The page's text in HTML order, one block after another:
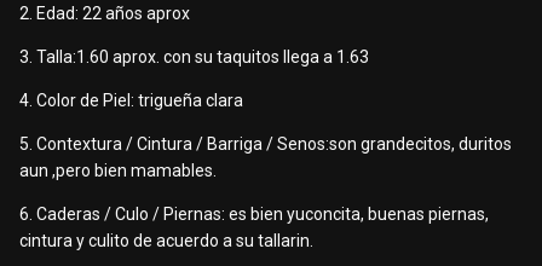
2. Edad: 22 años aprox
3. Talla:1.60 aprox. con su taquitos llega a 1.63
4. Color de Piel: trigueña clara
5. Contextura / Cintura / Barriga / Senos:son grandecitos, duritos
aun ,pero bien mamables.
6. Caderas / Culo / Piernas: es bien yuconcita, buenas piernas,
cintura y culito de acuerdo a su tallarin.